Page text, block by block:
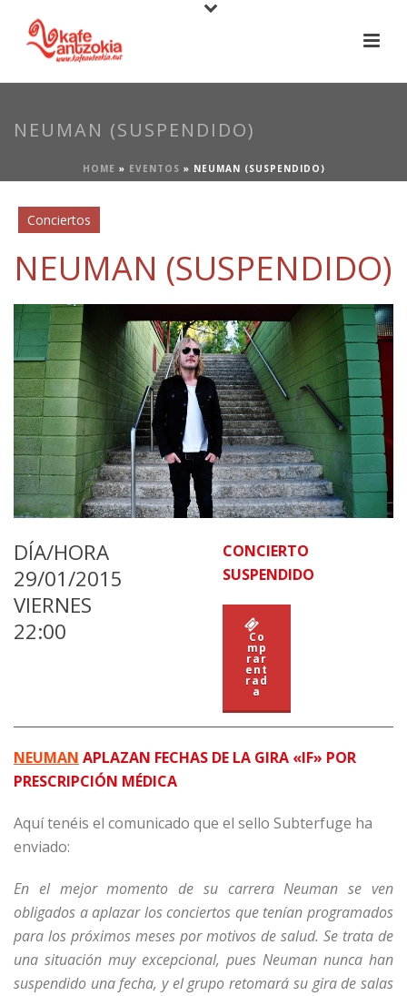
NEUMAN (SUSPENDIDO)
HOME » EVENTOS » NEUMAN (SUSPENDIDO)
Conciertos
NEUMAN (SUSPENDIDO)
DÍA/HORA
29/01/2015
VIERNES
22:00
CONCIERTO
SUSPENDIDO
Co
mp
rar
ent
rad
a
NEUMAN APLAZAN FECHAS DE LA GIRA «IF» POR
PRESCRIPCIÓN MÉDICA
Aquí tenéis el comunicado que el sello Subterfuge ha
enviado:
En el mejor momento de su carrera Neuman se ven
obligados a aplazar los conciertos que tenían programados
para los próximos meses por motivos de salud. Se trata de
una situación muy excepcional, pues Neuman nunca han
suspendido una fecha, y el grupo retomará su gira de salas